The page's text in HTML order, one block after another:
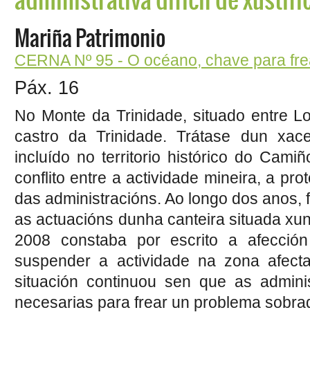
Mariña Patrimonio
CERNA Nº 95 - O océano, chave para
Páx. 16
No Monte da Trinidade, situado entre
castro da Trinidade. Trátase dun
incluído no territorio histórico do
conflito entre a actividade mineira, a
das administracións. Ao longo dos
as actuacións dunha canteira situada
2008 constaba por escrito a
suspender a actividade na zona
situación continuou sen que as
necesarias para frear un problema